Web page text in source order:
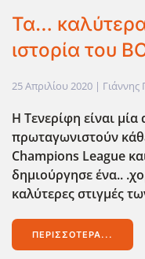
Τα…
ιστορία του
25 Απριλίου 2020 | Γιάννης
Η Τενερίφη είναι
πρωταγωνιστούν
Champions League
δημιούργησε ένα..
καλύτερες στιγμές
ΠΕΡΙΣΣΌΤΕΡΑ...